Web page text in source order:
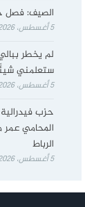
الصيف: فصل
5 أغسطس، 2026
لم يخطر
ستعلمني
5 أغسطس، 2026
حزب
المحامي عمر
الرباط
5 أغسطس، 2026